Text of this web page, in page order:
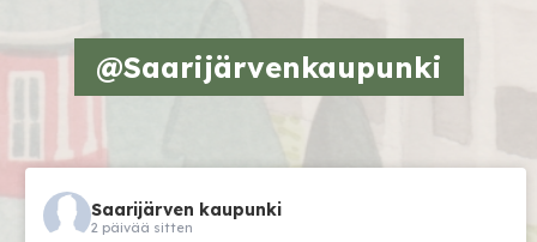
@Saarijärvenkaupunki
Saarijärven kaupunki
2 päivää sitten